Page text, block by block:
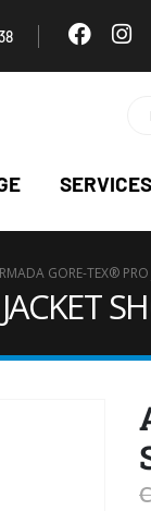
SERVICES
GORE-TEX®